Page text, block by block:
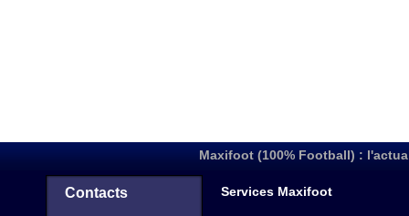
Maxifoot (100% Football) :
Contacts Services Maxifoot